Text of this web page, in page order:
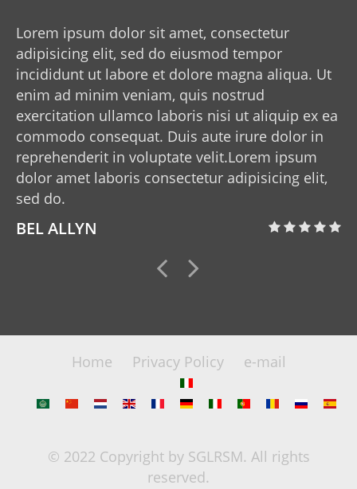
Lorem ipsum dolor sit amet, consectetur
adipisicing elit, sed do eiusmod tempor
incididunt ut labore et dolore magna aliqua. Ut
enim ad minim veniam, quis nostrud
exercitation ullamco laboris nisi ut aliquip ex ea
commodo consequat. Duis aute irure dolor in
reprehenderit in voluptate velit.Lorem ipsum
dolor amet laboris consectetur adipisicing elit,
sed do.
BEL ALLYN
Home Privacy Policy e-mail
© 2022 Copyright by SGLRSM. All rights
reserved.